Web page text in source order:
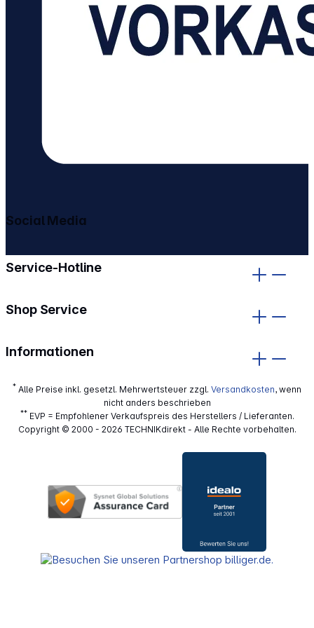
Service-Hotline
Shop Service
Informationen
Social Media
* Alle Preise inkl. gesetzl. Mehrwertsteuer zzgl. Versandkosten, wenn
nicht anders beschrieben
**EVP = Empfohlener Verkaufspreis des Herstellers / Lieferanten.
Copyright © 2000 - 2026 TECHNIKdirekt - Alle Rechte vorbehalten.